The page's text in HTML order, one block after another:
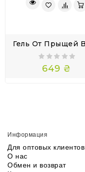
649 ₴
Информация
Для оптовых клиентов
О нас
Обмен и возврат